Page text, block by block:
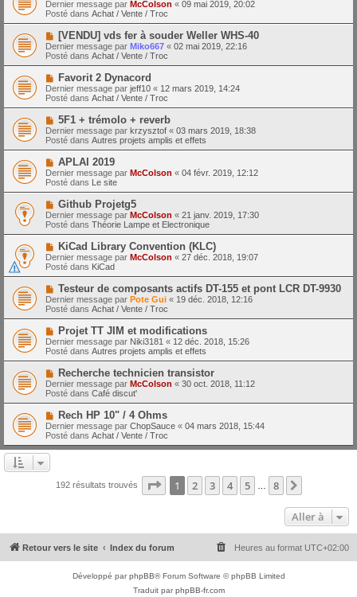
s
a
g
e
u
m
e
s
a
g
e
u
v
e
u
m
e
s
a
g
e
Dernier message par McColson « 09 mai 2019, 20:02
Posté dans Achat / Vente / Troc
N
o
u
v
e
a
u
m
e
s
s
a
g
[VENDU] vds fer à souder Weller WHS-40
Dernier message par Miko667 « 02 mai 2019, 22:16
Posté dans Achat / Vente / Troc
N
o
u
v
e
a
u
m
e
s
s
a
g
e
Favorit 2 Dynacord
Dernier message par jeff10 « 12 mars 2019, 14:24
Posté dans Achat / Vente / Troc
N
o
u
v
a
u
m
e
s
s
a
g
e
5F1 + trémolo + reverb
Dernier message par krzysztof « 03 mars 2019, 18:38
Posté dans Autres projets amplis et effets
N
o
u
v
a
u
m
e
s
a
g
e
APLAI 2019
Dernier message par McColson « 04 févr. 2019, 12:12
Posté dans Le site
N
o
u
v
e
a
u
m
e
s
s
a
g
e
Github Projetg5
Dernier message par McColson « 21 janv. 2019, 17:30
Posté dans Théorie Lampe et Electronique
N
o
u
v
e
u
m
e
s
a
g
e
KiCad Library Convention (KLC)
Dernier message par McColson « 27 déc. 2018, 19:07
Posté dans KiCad
N
o
u
v
e
a
u
m
e
s
a
g
e
Testeur de composants actifs DT-155 et pont LCR DT-9930
Dernier message par Pote Gui « 19 déc. 2018, 12:16
Posté dans Achat / Vente / Troc
N
o
u
v
e
a
u
m
e
s
a
g
e
Projet TT JIM et modifications
Dernier message par Niki3181 « 12 déc. 2018, 15:26
Posté dans Autres projets amplis et effets
N
o
u
v
e
a
u
m
e
g
Recherche technicien transistor
Dernier message par McColson « 30 oct. 2018, 11:12
Posté dans Café discut'
N
o
u
v
e
m
e
Rech HP 10" / 4 Ohms
Dernier message par ChopSauce « 04 mars 2018, 15:44
Posté dans Achat / Vente / Troc
192 résultats trouvés Page 1sur8
1 2 3 4 5 8
Aller à
Retour vers le site Index du forum Heures au format UTC+02:00
Développé parphpBB® Forum Software © phpBB Limited
Traduit parphpBB-fr.com